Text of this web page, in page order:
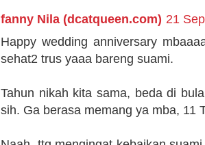
fanny Nila (dcatqueen.com) 21
Happy wedding anniversary
sehat2 trus yaaa bareng suami.
Tahun nikah kita sama, beda di
sih. Ga berasa memang ya mba, 11